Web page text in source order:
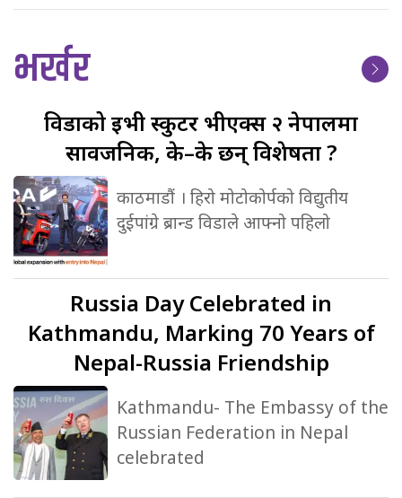
भर्खर
विडाकोईभी स्कुटर भीएक्स २ नेपालमा
सार्वजनिक, के–के छन् विशेषता ?
काठमाडौं । हिरो मोटोकोर्पको विद्युतीय
दुईपांग्रे ब्रान्ड विडाले आफ्नो पहिलो
Russia Day Celebrated in
Kathmandu, Marking 70 Years of
Nepal-Russia Friendship
Kathmandu- The Embassy of the
Russian Federation in Nepal
celebrated